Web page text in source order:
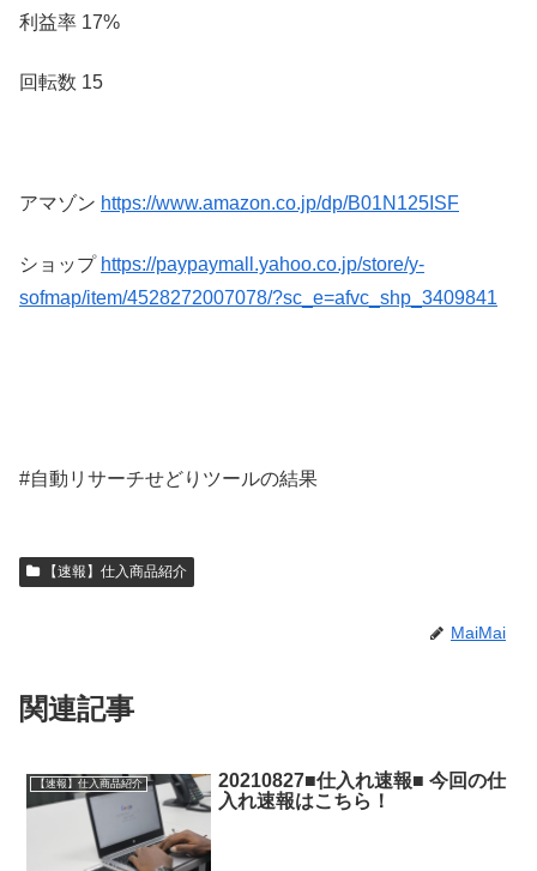
利益率 17%
回転数 15
アマゾン https://www.amazon.co.jp/dp/B01N125ISF
ショップ https://paypaymall.yahoo.co.jp/store/y-
sofmap/item/4528272007078/?sc_e=afvc_shp_3409841
#自動リサーチせどりツールの結果
【速報】仕入商品紹介
MaiMai
関連記事
【速報】仕入商品紹介
20210827■仕入れ速報■ 今回の仕
入れ速報はこちら！